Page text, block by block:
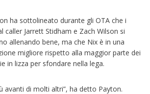
ha sottolineato durante gli OTA che i
caller Jarrett Stidham e Zach Wilson si
allenando bene, ma che Nix è in una
migliore rispetto alla maggior parte dei
in lizza per sfondare nella lega.
avanti di molti altri”, ha detto Payton.